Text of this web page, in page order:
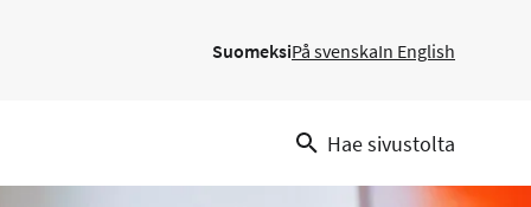
SuomeksiPå svenskaIn English
Hae sivustolta